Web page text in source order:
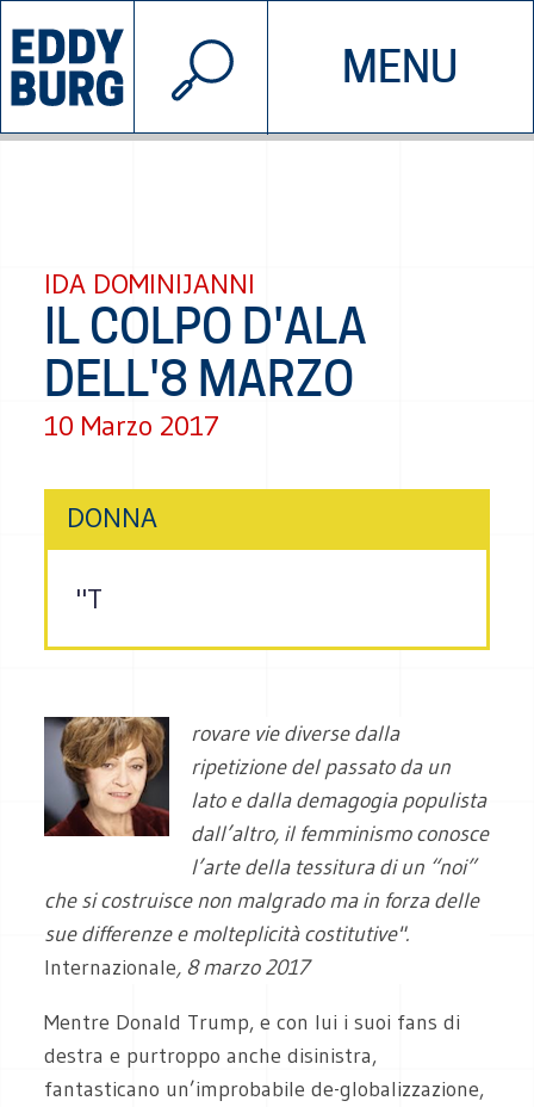
MENU
INIZIATIVE CHI SIAMO
© 2026 EDDYBURG
IDA DOMINIJANNI
IL COLPO D'ALA
DELL'8 MARZO
10 Marzo 2017
DONNA
"T
rovare vie diverse dalla
ripetizione del passato da un
lato e dalla demagogia populista
dall’altro, il femminismo conosce
l’arte della tessitura di un “noi”
che si costruisce non malgrado ma in forza delle
sue differenze e molteplicità costitutive".
Internazionale, 8 marzo 2017
Mentre Donald Trump, e con lui i suoi fans di
destra e purtroppo anche disinistra,
fantasticano un’improbabile de-globalizzazione,